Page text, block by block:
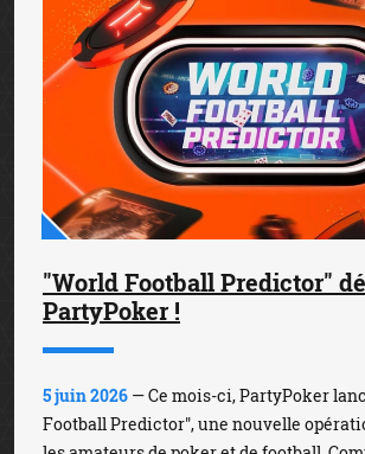
"World Football Predictor"
PartyPoker !
5 juin 2026 — Ce mois-ci, PartyPoker
Football Predictor", une nouvelle